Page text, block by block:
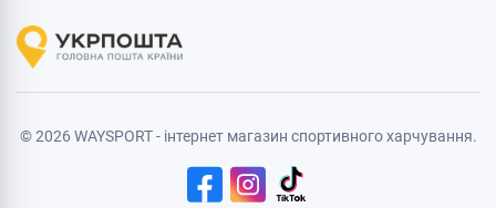
© 2026 WAYSPORT - інтернет магазин спортивного харчування.